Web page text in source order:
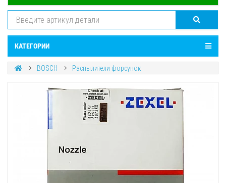
КАТЕГОРИИ
BOSCH Распылители форсунок